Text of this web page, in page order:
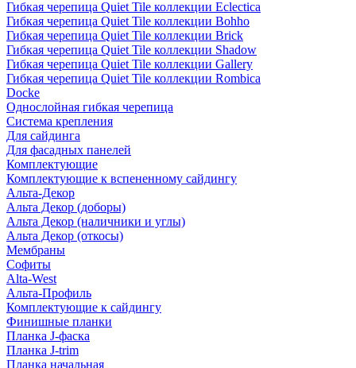
Гибкая черепица Quiet Tile коллекции Eclectica
Гибкая черепица Quiet Tile коллекции Bohho
Гибкая черепица Quiet Tile коллекции Brick
Гибкая черепица Quiet Tile коллекции Shadow
Гибкая черепица Quiet Tile коллекции Gallery
Гибкая черепица Quiet Tile коллекции Rombica
Docke
Однослойная гибкая черепица
Система крепления
Для сайдинга
Для фасадных панелей
Комплектующие
Комплектующие к вспененному сайдингу
Альта-Декор
Альта Декор (доборы)
Альта Декор (наличники и углы)
Альта Декор (откосы)
Мембраны
Софиты
Alta-West
Альта-Профиль
Комплектующие к сайдингу
Финишные планки
Планка J-фаска
Планка J-trim
Планка начальная